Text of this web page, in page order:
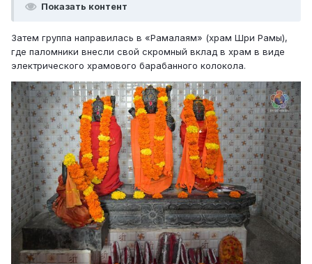
Показать контент
Затем группа направилась в «Рамалаям» (храм Шри Рамы),
где паломники внесли свой скромный вклад в храм в виде
электрического храмового барабанного колокола.